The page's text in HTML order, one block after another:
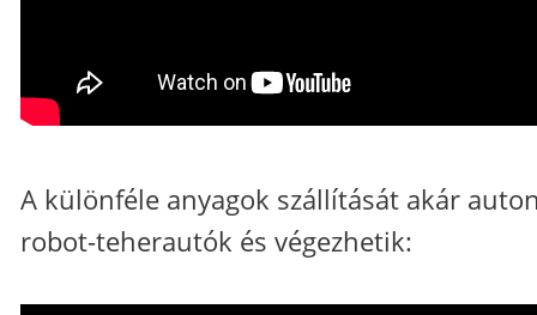
A különféle anyagok szállítását akár
robot-teherautók és végezhetik: